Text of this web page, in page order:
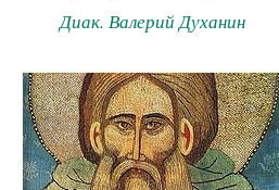
Диак. Валерий Духанин